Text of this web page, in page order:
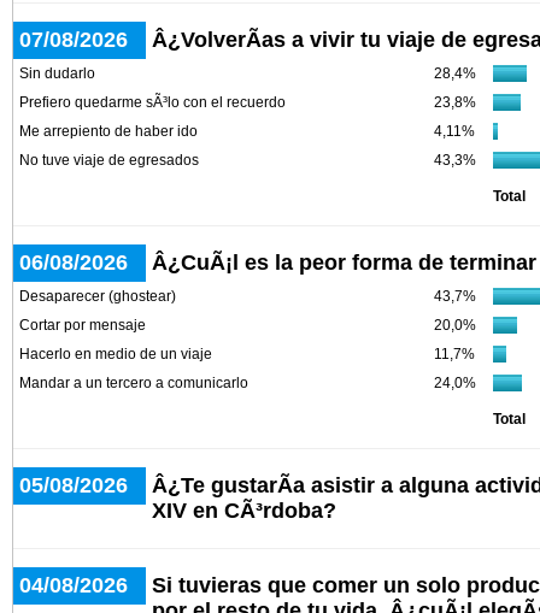
07/08/2026 Â¿VolverÃ­as a vivir tu viaje de
Sin dudarlo
28,4%
Prefiero quedarme sÃ³lo con el recuerdo
23,8%
Me arrepiento de haber ido
4,11%
No tuve viaje de egresados
43,3%
Total
06/08/2026 Â¿CuÃ¡l es la peor forma de
Desaparecer (ghostear)
43,7%
Cortar por mensaje
20,0%
Hacerlo en medio de un viaje
11,7%
Mandar a un tercero a comunicarlo
24,0%
Total
05/08/2026
Â¿Te gustarÃ­a asistir a alguna
XIV en CÃ³rdoba?
04/08/2026
Si tuvieras que comer un solo